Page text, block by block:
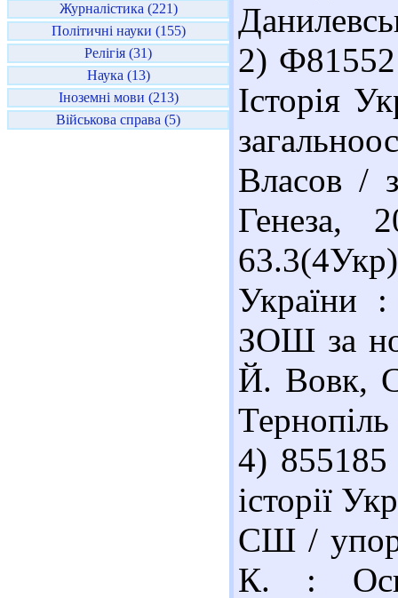
Журналістика (221)
Політичні науки (155)
Релігія (31)
Наука (13)
Іноземні мови (213)
Військова справа (5)
2)
Історія
Власов
Генеза,
України
ЗОШ за
Й. Вовк,
4) 855185
історії
СШ /
К. :